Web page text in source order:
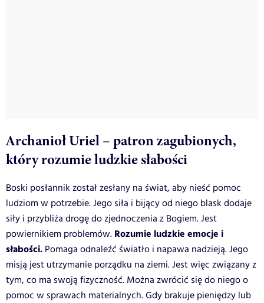
Archanioł Uriel – patron zagubionych,
który rozumie ludzkie słabości
Boski posłannik został zesłany na świat, aby nieść pomoc
ludziom w potrzebie. Jego siła i bijący od niego blask dodaje
siły i przybliża drogę do zjednoczenia z Bogiem. Jest
powiernikiem problemów. Rozumie ludzkie emocje i
słabości. Pomaga odnaleźć światło i napawa nadzieją. Jego
misją jest utrzymanie porządku na ziemi. Jest więc związany z
tym, co ma swoją fizyczność. Można zwrócić się do niego o
pomoc w sprawach materialnych. Gdy brakuje pieniędzy lub